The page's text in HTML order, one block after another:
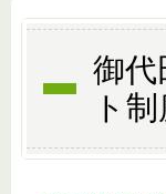
御代
ト